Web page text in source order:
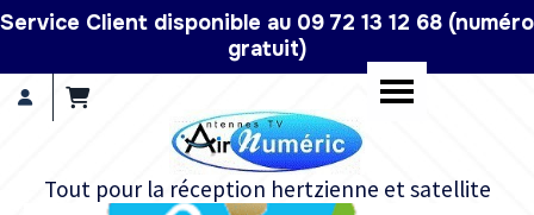
Service Client disponible au 09 72 13 12 68 (numéro
gratuit)
Tout pour la réception hertzienne et satellite